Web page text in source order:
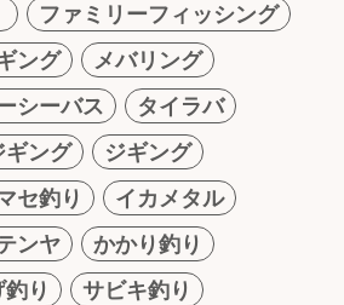
ファミリーフィッシング
ング
メバリング
シーバス
タイラバ
ギング
ジギング
セ釣り
イカメタル
ンヤ
かかり釣り
り
サビキ釣り